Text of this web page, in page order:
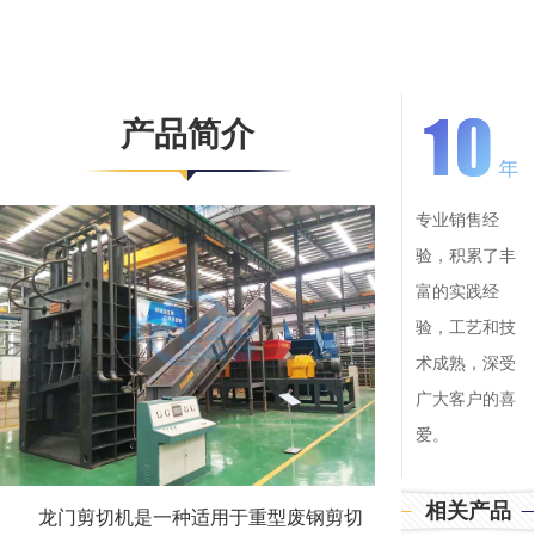
产品简介
龙门剪切机是一种适用于重型废钢剪切
专业销售经
验，积累了丰
富的实践经
验，工艺和技
术成熟，深受
广大客户的喜
爱。
相关产品